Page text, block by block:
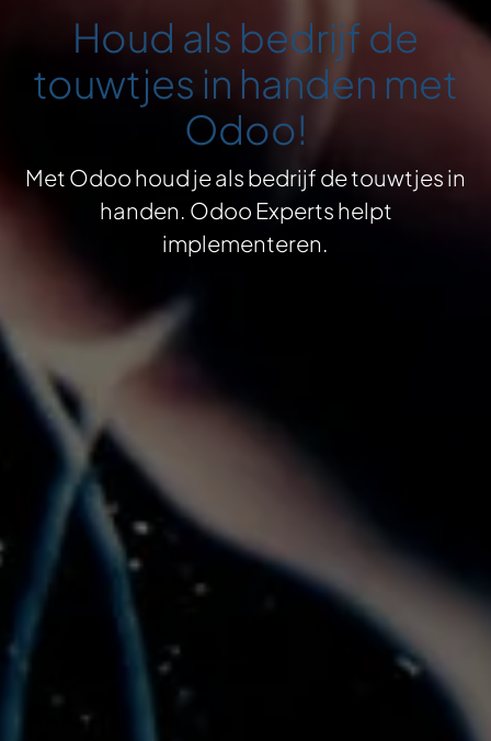
Houd als bedrijf de
touwtjes in handen met
Odoo!
Met Odoo houd je als bedrijf de touwtjes in
handen. Odoo Experts helpt
implementeren.